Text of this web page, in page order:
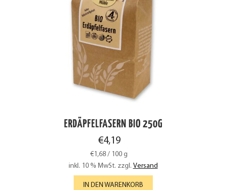
ERDÄPFELFASERN BIO 250G
€4,19
€1,68 / 100 g
inkl. 10 % MwSt. zzgl. Versand
IN DEN WARENKORB